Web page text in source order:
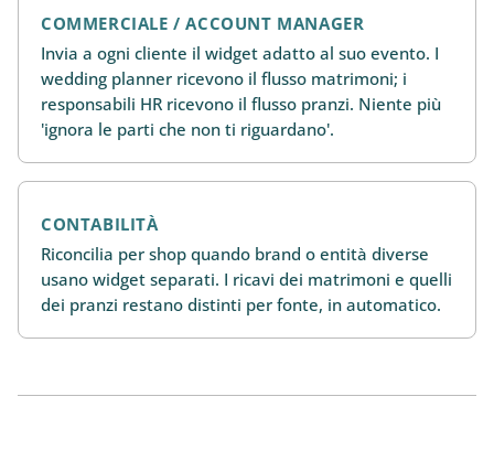
COMMERCIALE / ACCOUNT MANAGER
Invia a ogni cliente il widget adatto al suo evento. I
wedding planner ricevono il flusso matrimoni; i
responsabili HR ricevono il flusso pranzi. Niente più
'ignora le parti che non ti riguardano'.
CONTABILITÀ
Riconcilia per shop quando brand o entità diverse
usano widget separati. I ricavi dei matrimoni e quelli
dei pranzi restano distinti per fonte, in automatico.